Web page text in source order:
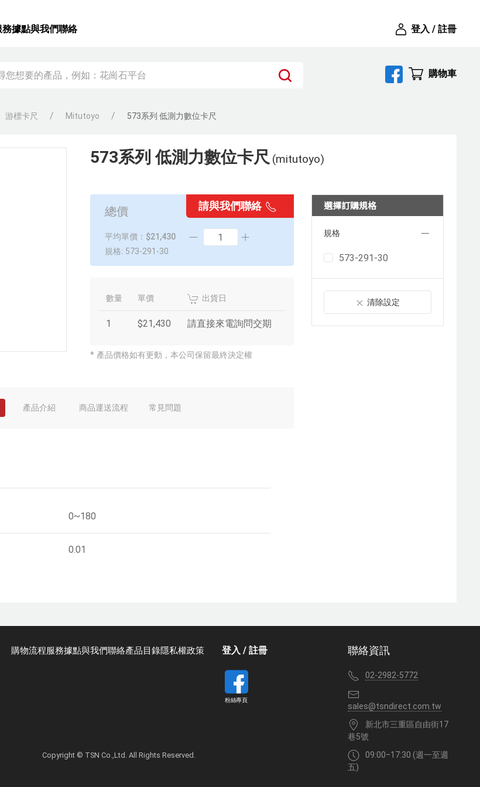
務據點與我們聯絡 登入 / 註冊
購物車
游標卡尺 Mitutoyo 573系列 低測力數位卡尺
573系列 低測力數位卡尺 (mitutoyo)
總價
平均單價：$21,430
請與我們聯絡
規格: 573-291-30
數量 單價 出貨日
1 $21,430 請直接來電詢問交期
* 產品價格如有更動，本公司保留最終決定權
產品介紹 商品運送流程 常見問題
0~180
0.01
選擇訂購規格
規格
573-291-30
清除設定
購物流程服務據點與我們聯絡產品目錄隱私權政策
Copyright © TSN Co.,Ltd. All Rights Reserved.
登入 / 註冊
粉絲專頁
聯絡資訊
02-2982-5772
sales@tsndirect.com.tw
新北市三重區自由街17
巷5號
09:00‒17:30 (週一至週
五)